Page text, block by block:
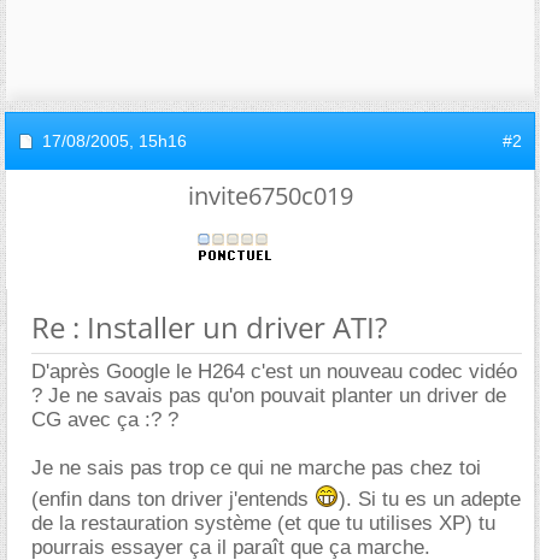
17/08/2005, 15h16 #2
invite6750c019
Re : Installer un driver ATI?
D'après Google le H264 c'est un nouveau codec vidéo
? Je ne savais pas qu'on pouvait planter un driver de
CG avec ça :? ?
Je ne sais pas trop ce qui ne marche pas chez toi
(enfin dans ton driver j'entends
). Si tu es un adepte
de la restauration système (et que tu utilises XP) tu
pourrais essayer ça il paraît que ça marche.